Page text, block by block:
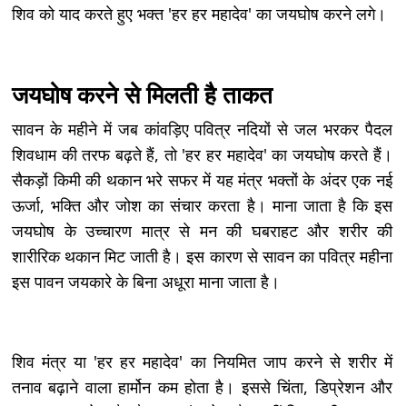
शिव को याद करते हुए भक्त 'हर हर महादेव' का जयघोष करने लगे।
जयघोष करने से मिलती है ताकत
सावन के महीने में जब कांवड़िए पवित्र नदियों से जल भरकर पैदल
शिवधाम की तरफ बढ़ते हैं, तो 'हर हर महादेव' का जयघोष करते हैं।
सैकड़ों किमी की थकान भरे सफर में यह मंत्र भक्तों के अंदर एक नई
ऊर्जा, भक्ति और जोश का संचार करता है। माना जाता है कि इस
जयघोष के उच्चारण मात्र से मन की घबराहट और शरीर की
शारीरिक थकान मिट जाती है। इस कारण से सावन का पवित्र महीना
इस पावन जयकारे के बिना अधूरा माना जाता है।
शिव मंत्र या 'हर हर महादेव' का नियमित जाप करने से शरीर में
तनाव बढ़ाने वाला हार्मोन कम होता है। इससे चिंता, डिप्रेशन और